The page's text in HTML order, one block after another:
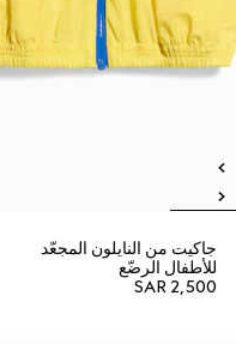
جاكيت من النايلون المجعّد
للأطفال الرضّع
SAR 2,500